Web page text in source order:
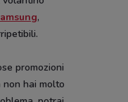
,
promozioni
hai molto